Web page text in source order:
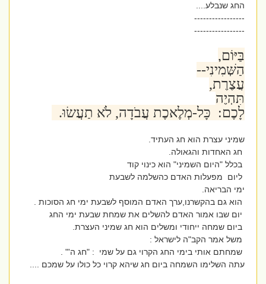
החג שנבלע....
-----------------
-----------------
בַּיּוֹם,
הַשְּׁמִינִי--
עֲצֶרֶת,
תִּהְיֶה
לָכֶם: כָּל-מְלֶאכֶת עֲבֹדָה, לֹא תַעֲשׂוּ.
שמיני עצרת הוא חג העתיד.
חג האחדות והגאולה.
בכלל "היום השמיני" הוא כינוי קוד
ליום מפעלות האדם כהשלמה לשבעת
ימי הבריאה.
הוא גם בהקשרנו,ערך האדם המוסף לשבעת ימי חג הסוכות .
יום שבו אמור האדם להשלים את שמחת שבעת ימי החג
ביום שמחה ייחודי ומשלים הוא חג שמיני העצרת.
משל אמר הקב"ה לישראל :
שמחתם אותי בימי החג הקרוי גם על שמי : "חג ה'" .
עתה השלימו השמחה ביום חג שיהא קרוי כל כולו על שמכם ....